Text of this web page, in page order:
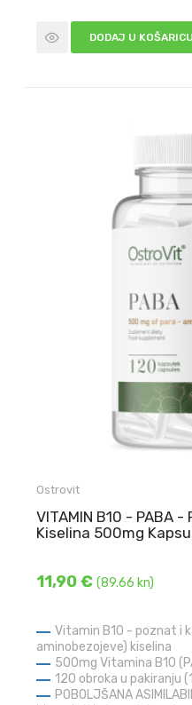
DODAJ U KOŠARICU
Ostrovit
VITAMIN B10 - PABA
Kiselina 500mg
11,90 €(89.66 kn)
Vitamin B10 - poznat i
aminobezojeve) kiselina
500mg Vitamina B10
120 obroka u pakiranju
POBOLJŠANA